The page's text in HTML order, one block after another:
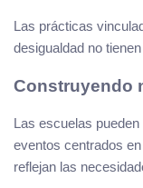
Las prácticas
desigualdad no
Construyendo
Las escuelas
eventos centrados
reflejan las